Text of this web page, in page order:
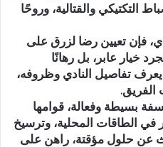
التكتيكي والقتالية، وروحًا
فإن تعيين رضا لزرق على
خيار عابر، بل رهانًا
تفاصيل النادي وظروفه،
الفريق.
بسيطة وفعالة، قوامها
في الطاقات المحلية، وترسيخ
عن حلول مؤقتة، راهن على